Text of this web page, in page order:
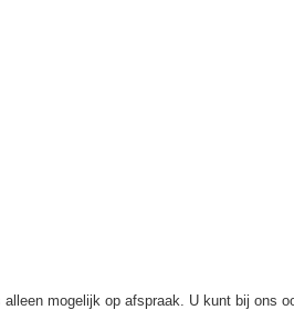
mogelijk op afspraak. U kunt bij ons